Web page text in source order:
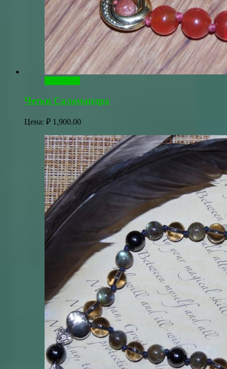
Четки Саламандра
Цена: ₽ 1,900.00